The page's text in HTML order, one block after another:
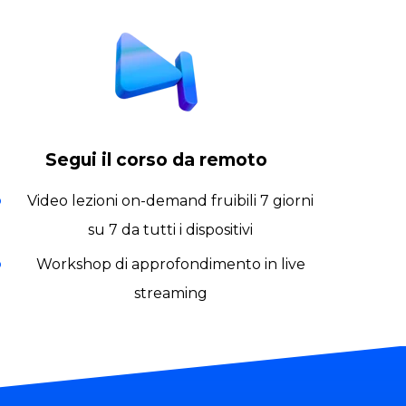
Segui il corso da remoto
Video lezioni on-demand fruibili 7 giorni
su 7 da tutti i dispositivi
Workshop di approfondimento in live
streaming